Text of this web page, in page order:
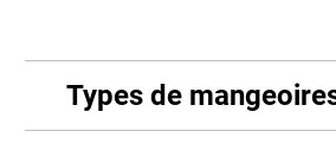
Types de